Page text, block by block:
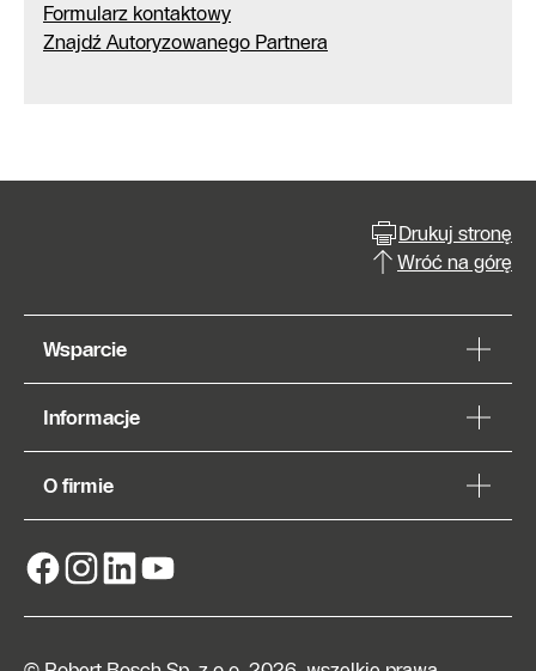
Formularz kontaktowy
Znajdź Autoryzowanego Partnera
Drukuj stronę
Wróć na górę
Wsparcie
Informacje
O firmie